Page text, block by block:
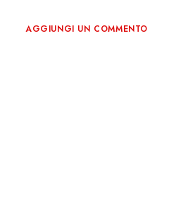
AGGIUNGI UN COMMENTO